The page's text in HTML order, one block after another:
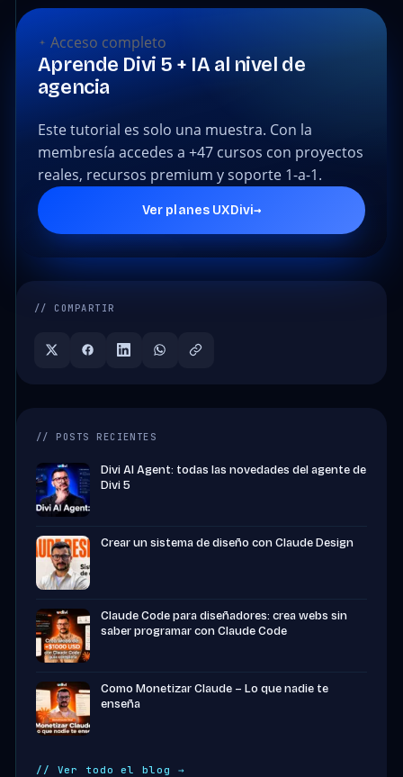
Acceso completo
Aprende Divi 5 + IA al nivel de
agencia
Este tutorial es solo una muestra. Con la
membresía accedes a +47 cursos con proyectos
reales, recursos premium y soporte 1-a-1.
Ver planes UXDivi→
// COMPARTIR
// POSTS RECIENTES
Divi AI Agent: todas las novedades del agente de
Divi 5
Crear un sistema de diseño con Claude Design
Claude Code para diseñadores: crea webs sin
saber programar con Claude Code
Como Monetizar Claude – Lo que nadie te
enseña
// Ver todo el blog →